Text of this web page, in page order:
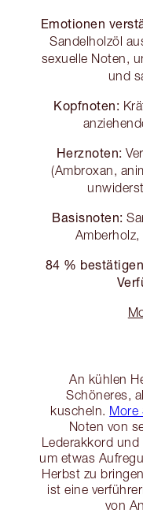
Emotionen
Sandelholzöl
sexuelle Noten,
und
Kopfnoten:
Herznoten:
(Ambroxan,
Basisnoten:
84 %
An kühlen
Schöneres,
kuscheln. More
Noten von
Lederakkord und
um etwas
Herbst zu
ist eine
von